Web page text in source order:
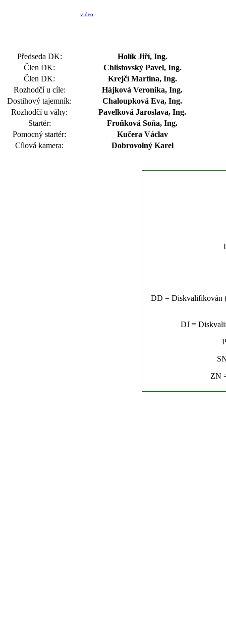
video
Předseda DK:
Holík Jiří, Ing.
Člen DK:
Chlistovský Pavel, Ing.
Člen DK:
Krejčí Martina, Ing.
Rozhodčí u cíle:
Hájková Veronika, Ing.
Dostihový tajemník:
Chaloupková Eva, Ing.
Rozhodčí u váhy:
Pavelková Jaroslava, Ing.
Startér:
Froňková Soňa, Ing.
Pomocný startér:
Kučera Václav
Cílová kamera:
Dobrovolný Karel
DD = Diskvalifikován
DJ =
ZN